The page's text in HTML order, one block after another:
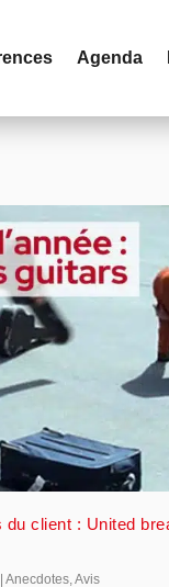
Agenda
du client : United
Anecdotes,Avis